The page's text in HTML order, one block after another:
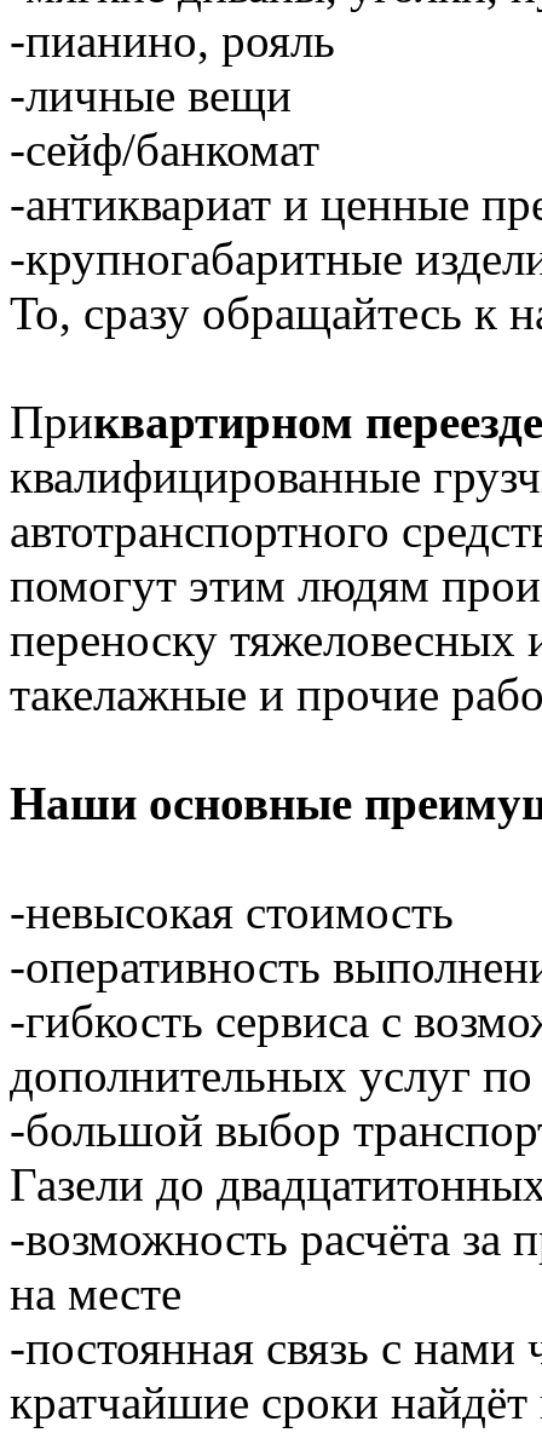
-пианино, рояль
-личные вещи
-сейф/банкомат
-антиквариат и ценные
-крупногабаритные
То, сразу обращайтесь к
Приквартирном
квалифицированные
автотранспортного
помогут этим людям
переноску тяжеловесных
такелажные и прочие
Наши основные
-невысокая стоимость
-оперативность
-гибкость сервиса с
дополнительных услуг
-большой выбор
Газели до
-возможность расчёта за
на месте
-постоянная связь с нами
кратчайшие сроки найдёт